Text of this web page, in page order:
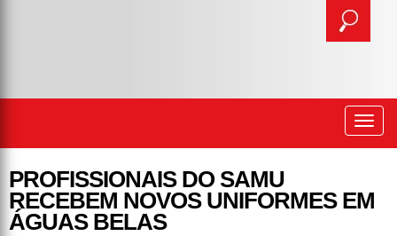
PROFISSIONAIS DO SAMU
RECEBEM NOVOS UNIFORMES EM
ÁGUAS BELAS